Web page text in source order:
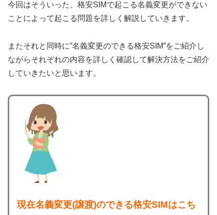
今回はそういった、格安SIMで起こる名義変更ができない
ことによって起こる問題を詳しく解説していきます。
またそれと同時に”名義変更のできる格安SIM”をご紹介し
ながらそれぞれの内容を詳しく確認して解決方法をご紹介
していきたいと思います。
現在名義変更(譲渡)のできる格安SIMはこち